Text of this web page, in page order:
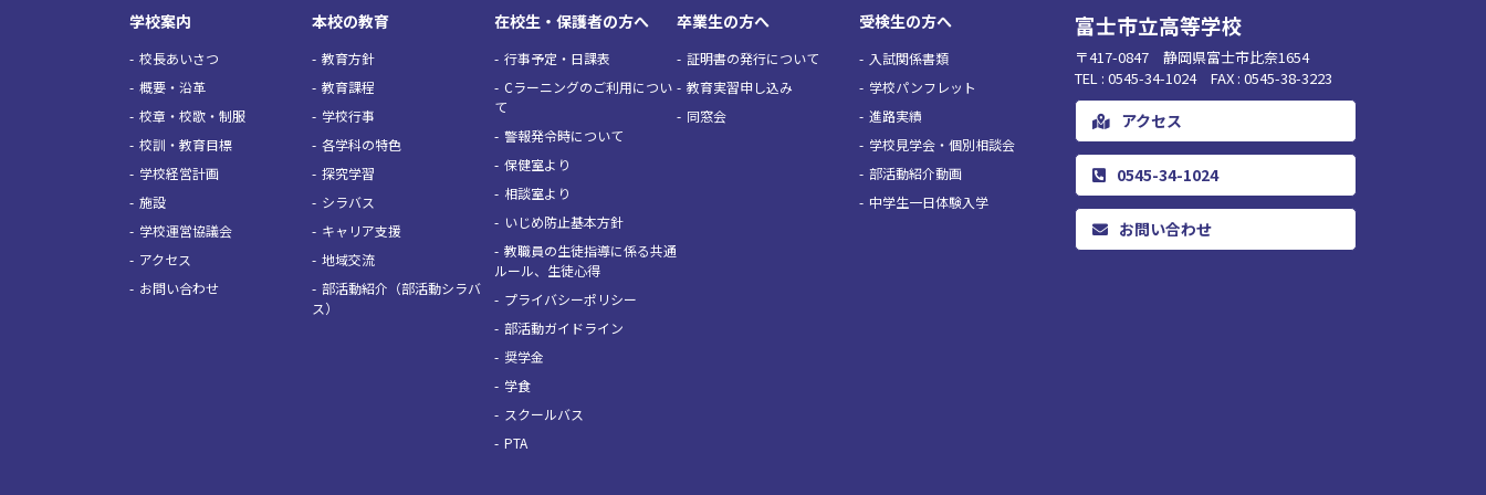
学校案内
校長あいさつ
概要・沿革
校章・校歌・制服
校訓・教育目標
学校経営計画
施設
学校運営協議会
アクセス
お問い合わせ
本校の教育
教育方針
教育課程
学校行事
各学科の特色
探究学習
シラバス
キャリア支援
地域交流
部活動紹介（部活動シラバ
ス）
在校生・保護者の方へ
行事予定・日課表
Cラーニングのご利用につい
て
警報発令時について
保健室より
相談室より
いじめ防止基本方針
教職員の生徒指導に係る共通
ルール、生徒心得
プライバシーポリシー
部活動ガイドライン
奨学金
学食
スクールバス
PTA
卒業生の方へ
証明書の発行について
教育実習申し込み
同窓会
受検生の方へ
入試関係書類
学校パンフレット
進路実績
学校見学会・個別相談会
部活動紹介動画
中学生一日体験入学
富士市立高等学校
〒417-0847 静岡県富士市比奈1654
TEL : 0545-34-1024 FAX : 0545-38-3223
アクセス
0545-34-1024
お問い合わせ